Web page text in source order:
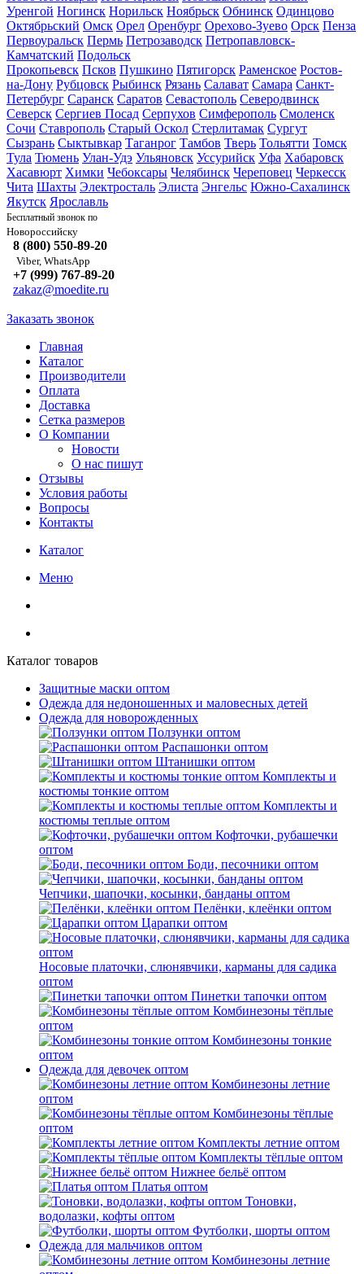
Уренгой Ногинск Норильск Ноябрьск Обнинск Одинцово
Октябрьский Омск Орел Оренбург Орехово-Зуево Орск Пенза
Первоуральск Пермь Петрозаводск Петропавловск-
Камчатский Подольск
Прокопьевск Псков Пушкино Пятигорск Раменское Ростов-
на-Дону Рубцовск Рыбинск Рязань Салават Самара Санкт-
Петербург Саранск Саратов Севастополь Северодвинск
Северск Сергиев Посад Серпухов Симферополь Смоленск
Сочи Ставрополь Старый Оскол Стерлитамак Сургут
Сызрань Сыктывкар Таганрог Тамбов Тверь Тольятти Томск
Тула Тюмень Улан-Удэ Ульяновск Уссурийск Уфа Хабаровск
Хасавюрт Химки Чебоксары Челябинск Череповец Черкесск
Чита Шахты Электросталь Элиста Энгельс Южно-Сахалинск
Якутск Ярославль
Бесплатный звонок по
Новороссийску
8 (800) 550-89-20
Viber, WhatsApp
+7 (999) 767-89-20
zakaz@moedite.ru
Заказать звонок
Главная
Каталог
Производители
Оплата
Доставка
Сетка размеров
О Компании
Новости
О нас пишут
Отзывы
Условия работы
Вопросы
Контакты
Каталог
Меню
Каталог товаров
Защитные маски оптом
Одежда для недоношенных и маловесных детей
Одежда для новорожденных
Ползунки оптом
Распашонки оптом
Штанишки оптом
Комплекты и
костюмы тонкие оптом
Комплекты и
костюмы теплые оптом
Кофточки, рубашечки
оптом
Боди, песочники оптом
Чепчики, шапочки, косынки, банданы оптом
Пелёнки, клеёнки оптом
Царапки оптом
Носовые платочки, слюнявчики, карманы для садика
оптом
Пинетки тапочки оптом
Комбинезоны тёплые
оптом
Комбинезоны тонкие
оптом
Одежда для девочек оптом
Комбинезоны летние
оптом
Комбинезоны тёплые
оптом
Комплекты летние оптом
Комплекты тёплые оптом
Нижнее бельё оптом
Платья оптом
Тоновки,
водолазки, кофты оптом
Футболки, шорты оптом
Одежда для мальчиков оптом
Комбинезоны летние